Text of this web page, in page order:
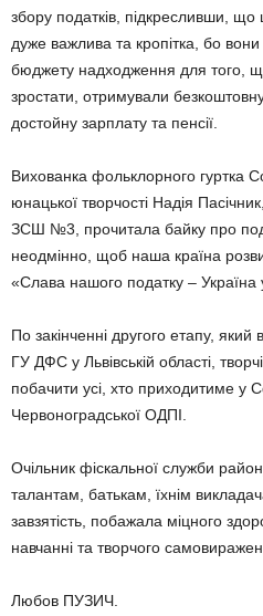
збору податків, підкресливши,
дуже важлива та кропітка, бо
бюджету надходження для того,
зростати, отримували безкоштовну
достойну зарплату та пенсії.
Вихованка фольклорного гуртка
юнацької творчості Надія
ЗСШ №3, прочитала байку про
неодмінно, щоб наша країна
«Слава нашого податку – Україна
По закінченні другого етапу,
ГУ ДФС у Львівській області,
побачити усі, хто приходитиме у
Червоноградської ОДПІ.
Очільник фіскальної служби
талантам, батькам, їхнім
завзятість, побажала міцного
навчанні та творчого
Любов ПУЗИЧ.